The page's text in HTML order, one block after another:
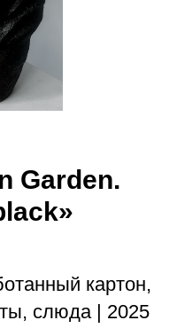
Garden.
картон,
слюда | 2025